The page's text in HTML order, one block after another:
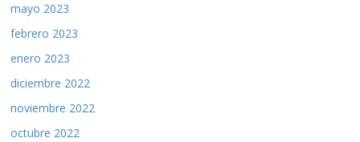
mayo 2023
febrero 2023
enero 2023
diciembre 2022
noviembre 2022
octubre 2022